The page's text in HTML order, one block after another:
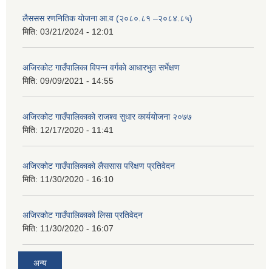
लैससस रणनितिक योजना आ.व (२०८०.८१ –२०८४.८५)
मिति: 03/21/2024 - 12:01
अजिरकाेट गाउँपालिका विपन्न वर्गकाे आधारभुत सर्भेक्षण
मिति: 09/09/2021 - 14:55
अजिरकोट गाउँपालिकाको राजश्व सुधार कार्ययोजना २०७७
मिति: 12/17/2020 - 11:41
अजिरकोट गाउँपालिकाको लैससास परिक्षण प्रतिवेदन
मिति: 11/30/2020 - 16:10
अजिरकोट गाउँपालिकाको लिसा प्रतिवेदन
मिति: 11/30/2020 - 16:07
अन्य